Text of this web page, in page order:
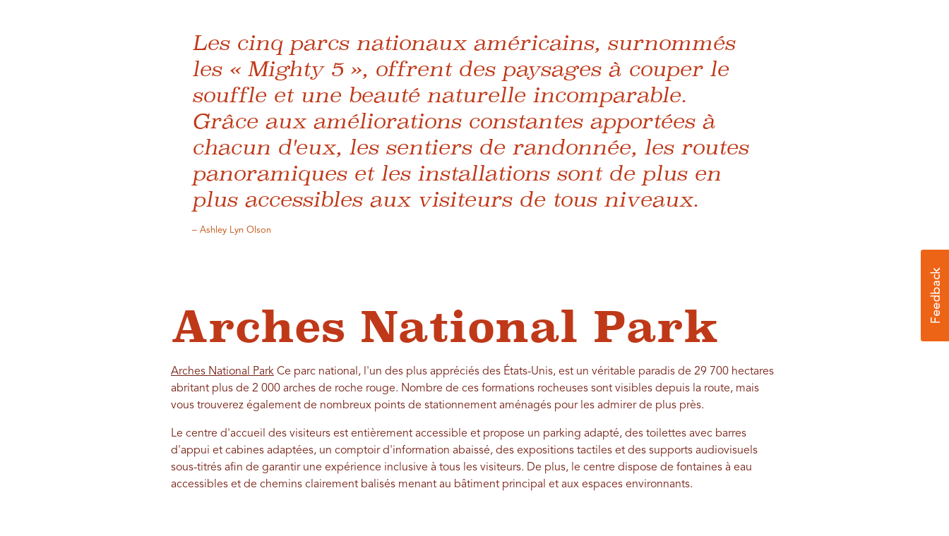
Les cinq parcs nationaux américains, surnommés
les « Mighty 5 », offrent des paysages à couper le
souffle et une beauté naturelle incomparable.
Grâce aux améliorations constantes apportées à
chacun d'eux, les sentiers de randonnée, les routes
panoramiques et les installations sont de plus en
plus accessibles aux visiteurs de tous niveaux.
– Ashley Lyn Olson
Arches National Park
Arches National ParkCe parc national, l'un des plus appréciés des États-Unis, est un véritable paradis de 29 700 hectares
abritant plus de 2 000 arches de roche rouge. Nombre de ces formations rocheuses sont visibles depuis la route, mais
vous trouverez également de nombreux points de stationnement aménagés pour les admirer de plus près.
Le centre d'accueil des visiteurs est entièrement accessible et propose un parking adapté, des toilettes avec barres
d'appui et cabines adaptées, un comptoir d'information abaissé, des expositions tactiles et des supports audiovisuels
sous-titrés afin de garantir une expérience inclusive à tous les visiteurs. De plus, le centre dispose de fontaines à eau
accessibles et de chemins clairement balisés menant au bâtiment principal et aux espaces environnants.